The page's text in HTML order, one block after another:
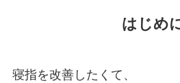
はじめ
寝指を改善したくて、